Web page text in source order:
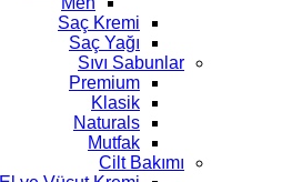
Saç Kremi
Saç Yağı
Sıvı Sabunlar
Premium
Klasik
Naturals
Mutfak
Cilt Bakımı